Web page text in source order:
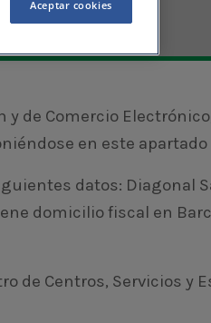
de Comercio
en este
datos: Diagonal
domicilio fiscal en
de Centros, Servicios y
Aceptar cookies